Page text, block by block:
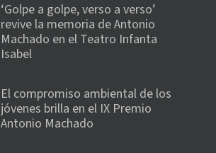
‘Golpe a golpe, verso a verso’
revive la memoria de Antonio
Machado en el Teatro Infanta
Isabel
El compromiso ambiental de los
jóvenes brilla en el IX Premio
Antonio Machado